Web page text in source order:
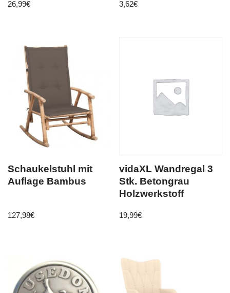
26,99€ 3,62€
Schaukelstuhl mit
Auflage Bambus
127,98€
vidaXL Wandregal 3
Stk. Betongrau
Holzwerkstoff
19,99€